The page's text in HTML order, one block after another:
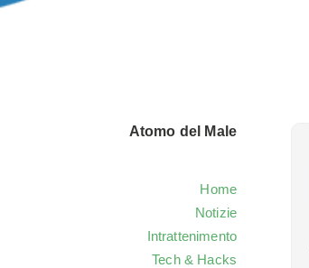
Atomo del Male
Home
Notizie
Intrattenimento
Tech & Hacks